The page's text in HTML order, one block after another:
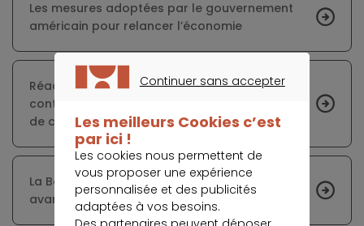
Les mesures adoptées par le gouvernement
américain pour relancer l’économie
Réaction « sans précédent » de la BCE dans un
contexte de ralentissement de la production
de crédits au secteur privé
La Banque Postale publie un bilan 2019 positif
avant sa fusion avec CNP Assurances
Continuer sans accepter
Les meilleurs Cookies c’est
par ici !
Les cookies nous permettent de
vous proposer une expérience
personnalisée et des publicités
adaptées à vos besoins.